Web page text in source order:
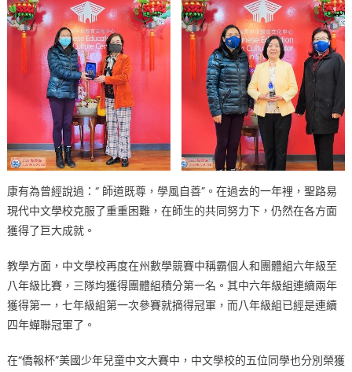
康有為曾經說過：“ 師道既尊，學風自善”。在過去的一年裡，聖路易
現代中文學校克服了重重困難，在師生的共同努力下，仍然在各方面
獲得了巨大成就。
教學方面，中文學校再度在州數學競賽中稱霸個人和團體組六年級至
八年級比賽，三隊均獲得團體組積分第一名。其中六年級組連續兩年
獲得第一，七年級組第一次參賽就摘得冠軍，而八年級組已經是連續
四年蟬聯冠軍了。
在“僑報杯”美國少年兒童中文大賽中，中文學校的五位同學也分別榮獲